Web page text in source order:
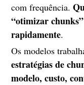
com frequência.
“otimizar
rapidamente.
Os modelos
estratégias de
modelo, custo,